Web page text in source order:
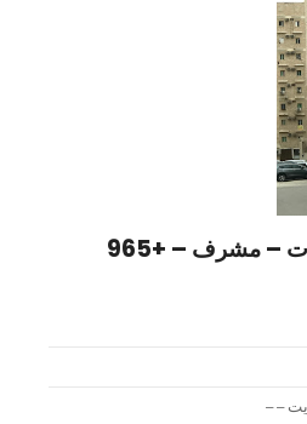
العدسات والإطارات – مشرف – +965